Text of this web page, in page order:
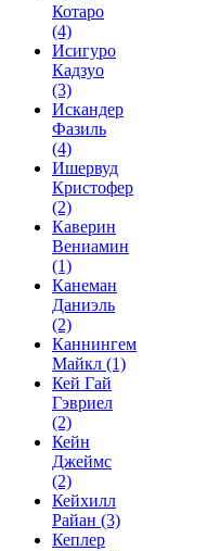
Котаро
(4)
Исигуро
Кадзуо
(3)
Искандер
Фазиль
(4)
Ишервуд
Кристофер
(2)
Каверин
Вениамин
(1)
Канеман
Даниэль
(2)
Каннингем
Майкл (1)
Кей Гай
Гэвриел
(2)
Кейн
Джеймс
(2)
Кейхилл
Райан (3)
Кеплер